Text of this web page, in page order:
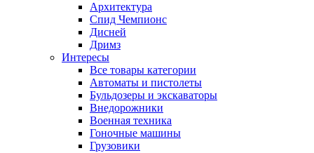
Архитектура
Спид Чемпионс
Дисней
Дримз
Интересы
Все товары категории
Автоматы и пистолеты
Бульдозеры и экскаваторы
Внедорожники
Военная техника
Гоночные машины
Грузовики